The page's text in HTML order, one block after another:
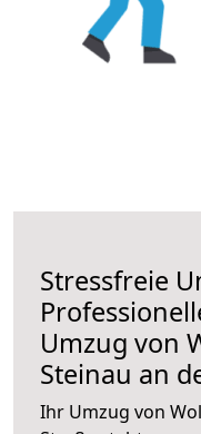
Stressfreie
Umzug von
Steinau an
Ihr Umzug von